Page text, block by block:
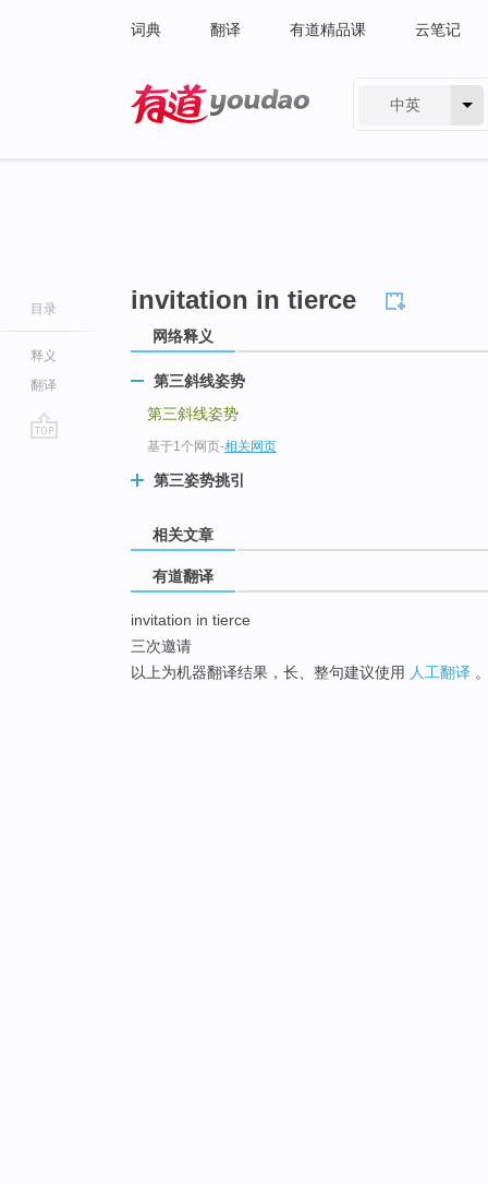
词典 翻译 有道精品课 云笔记
中英
目录
释义
翻译
invitation in tierce
网络释义
第三斜线姿势
第三斜线姿势
基于1个网页-相关网页
第三姿势挑引
相关文章
有道翻译
invitation in tierce
三次邀请
以上为机器翻译结果，长、整句建议使用 人工翻译